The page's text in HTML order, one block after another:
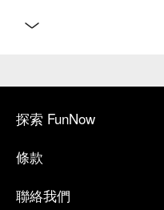
探索 FunNow
條款
聯絡我們